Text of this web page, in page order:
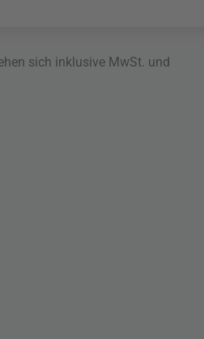
sich inklusive MwSt. und